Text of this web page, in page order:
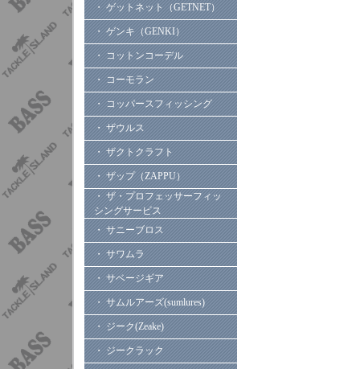
・ ゲットネット（GETNET）
・ ゲンキ（GENKI）
・ コットンコーデル
・ コーモラン
・ コッパースフィッシング
・ ザウルス
・ ザクトクラフト
・ ザップ（ZAPPU）
・ ザ・プロフェッサーフィッ
シングサービス
・ サニーブロス
・ サワムラ
・ サベージギア
・ サムルアーズ(sumlures)
・ ジーク(Zeake)
・ ジークラック